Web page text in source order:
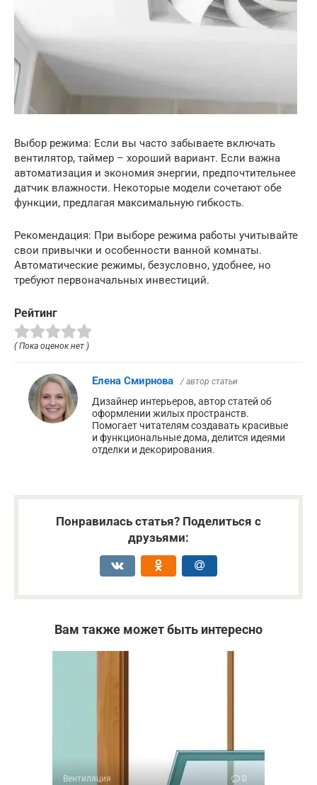
Выбор режима: Если вы часто забываете включать
вентилятор, таймер – хороший вариант. Если важна
автоматизация и экономия энергии, предпочтительнее
датчик влажности. Некоторые модели сочетают обе
функции, предлагая максимальную гибкость.
Рекомендация: При выборе режима работы учитывайте
свои привычки и особенности ванной комнаты.
Автоматические режимы, безусловно, удобнее, но
требуют первоначальных инвестиций.
Рейтинг
( Пока оценок нет )
Елена Смирнова / автор статьи
Дизайнер интерьеров, автор статей об
оформлении жилых пространств.
Помогает читателям создавать красивые
и функциональные дома, делится идеями
отделки и декорирования.
Понравилась статья? Поделиться с
друзьями:
Вам также может быть интересно
Вентиляция 0